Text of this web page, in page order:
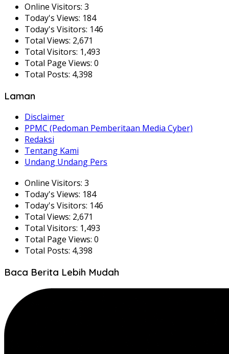
Online Visitors: 3
Today's Views: 184
Today's Visitors: 146
Total Views: 2,671
Total Visitors: 1,493
Total Page Views: 0
Total Posts: 4,398
Laman
Disclaimer
PPMC (Pedoman Pemberitaan Media Cyber)
Redaksi
Tentang Kami
Undang Undang Pers
Online Visitors: 3
Today's Views: 184
Today's Visitors: 146
Total Views: 2,671
Total Visitors: 1,493
Total Page Views: 0
Total Posts: 4,398
Baca Berita Lebih Mudah